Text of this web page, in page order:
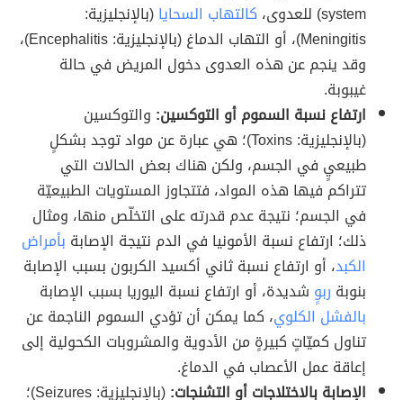
system) للعدوى،
كالتهاب السحايا(بالإنجليزية:
Meningitis)، أو التهاب الدماغ (بالإنجليزية: Encephalitis)،
وقد ينجم عن هذه العدوى دخول المريض في حالة
غيبوبة.
ارتفاع نسبة السموم أو التوكسين: والتوكسين
(بالإنجليزية: Toxins)؛ هي عبارة عن مواد توجد بشكلٍ
طبيعيٍ في الجسم، ولكن هناك بعض الحالات التي
تتراكم فيها هذه المواد، فتتجاوز المستويات الطبيعيّة
في الجسم؛ نتيجة عدم قدرته على التخلّص منها، ومثال
ذلك؛ ارتفاع نسبة الأمونيا في الدم نتيجة الإصابة بأمراض
الكبد، أو ارتفاع نسبة ثاني أكسيد الكربون بسبب الإصابة
بنوبة ربوٍ شديدة، أو ارتفاع نسبة اليوريا بسبب الإصابة
بالفشل الكلوي، كما يمكن أن تؤدي السموم الناجمة عن
تناول كميّاتٍ كبيرةٍ من الأدوية والمشروبات الكحولية إلى
إعاقة عمل الأعصاب في الدماغ.
الإصابة بالاختلاجات أو التشنجات:
(بالإنجليزية: Seizures)؛